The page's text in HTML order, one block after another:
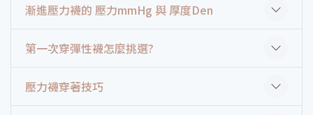
漸進壓力襪的 壓力mmHg 與 厚度Den
第一次穿彈性襪怎麼挑選?
壓力襪穿著技巧